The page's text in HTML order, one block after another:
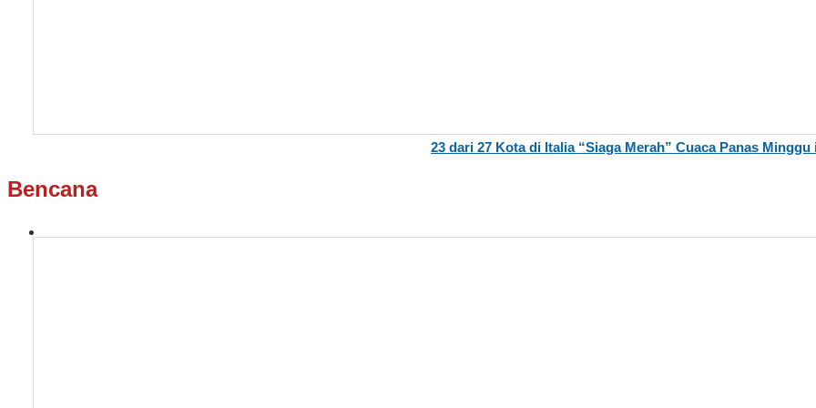
23 dari 27 Kota di Italia “Siaga Merah” Cuaca Panas Minggu
Bencana